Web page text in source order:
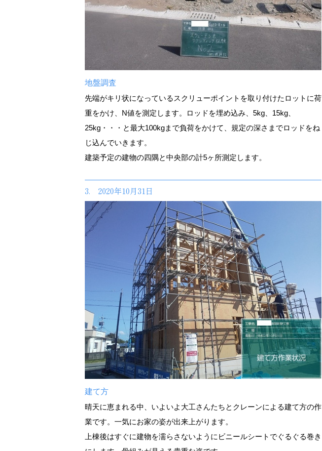
地盤調査
先端がキリ状になっているスクリューポイントを取り付けたロットに荷
重をかけ、N値を測定します。ロッドを埋め込み、5kg、15kg、
25kg・・・と最大100kgまで負荷をかけて、規定の深さまでロッドをね
じ込んでいきます。
建築予定の建物の四隅と中央部の計5ヶ所測定します。
3. 2020年10月31日
建て方
晴天に恵まれる中、いよいよ大工さんたちとクレーンによる建て方の作
業です。一気にお家の姿が出来上がります。
上棟後はすぐに建物を濡らさないようにビニールシートでぐるぐる巻き